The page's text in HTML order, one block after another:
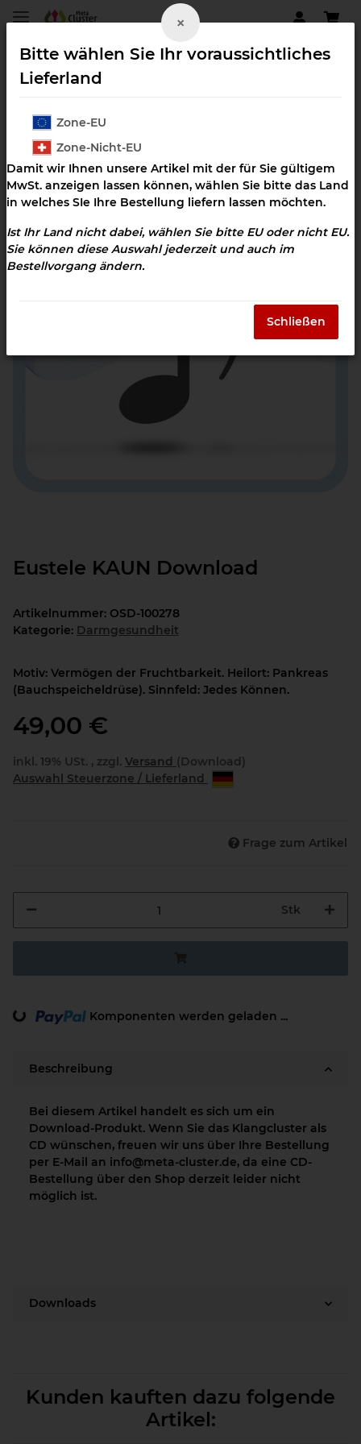
Darmgesundheit
Eustele KAUN Download
Artikelnummer: OSD-100278
Kategorie: Darmgesundheit
Motiv: Vermögen der Fruchtbarkeit. Heilort: Pankreas
(Bauchspeicheldrüse). Sinnfeld: Jedes Können.
49,00 €
inkl. 19% USt. , zzgl. Versand (Download)
Auswahl Steuerzone / Lieferland
Frage zum Artikel
Stk
Loading... Komponenten werden geladen ...
Beschreibung
Bei diesem Artikel handelt es sich um ein
Download-Produkt. Wenn Sie das Klangcluster als
CD wünschen, freuen wir uns über Ihre Bestellung
per E-Mail an info@meta-cluster.de, da eine CD-
Bestellung über den Shop derzeit leider nicht
möglich ist.
Downloads
Kunden kauften dazu folgende
Artikel:
×
Bitte wählen Sie Ihr voraussichtliches
Lieferland
Zone-EU
Zone-Nicht-EU
Damit wir Ihnen unsere Artikel mit der für Sie gültigem
MwSt. anzeigen lassen können, wählen Sie bitte das Land
in welches SIe Ihre Bestellung liefern lassen möchten.
Ist Ihr Land nicht dabei, wählen Sie bitte EU oder nicht EU.
Sie können diese Auswahl jederzeit und auch im
Bestellvorgang ändern.
Schließen